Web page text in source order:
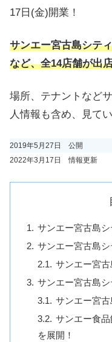
17日(金)開業！
サンエー宮古島シテ
など、全14店舗が出
場所、テナントなど
人情報も含め、見て
2019年5月27日 公開
2022年3月17日 情報更新
サンエー宮古島シ
サンエー宮古島
サンエー宮
サンエー宮古島
サンエー宮
サンエー食
を展開！